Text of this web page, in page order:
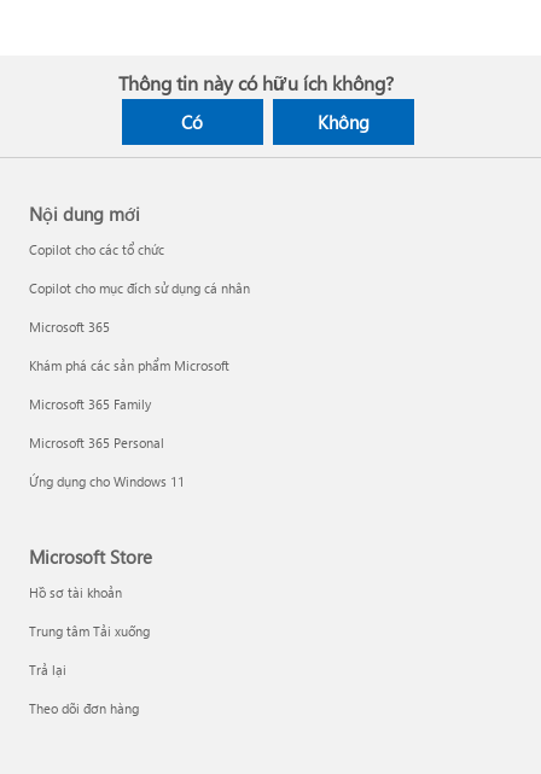
Thông tin này có hữu ích không?
Có Không
Nội dung mới
Copilot cho các tổ chức
Copilot cho mục đích sử dụng cá nhân
Microsoft 365
Khám phá các sản phẩm Microsoft
Microsoft 365 Family
Microsoft 365 Personal
Ứng dụng cho Windows 11
Microsoft Store
Hồ sơ tài khoản
Trung tâm Tải xuống
Trả lại
Theo dõi đơn hàng